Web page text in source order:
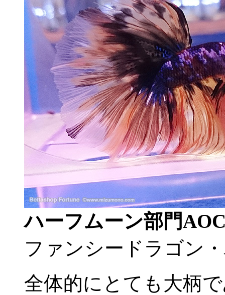
ハーフムーン部門
ファンシードラゴン
全体的にとても大柄